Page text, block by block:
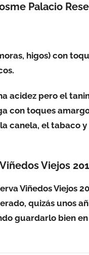
Palacio
higos) con
acidez pero el
con toques
canela, el tabaco
Viejos
Viñedos Viejos
quizás unos
guardarlo bien